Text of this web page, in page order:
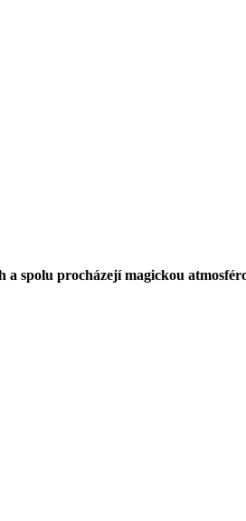
spolu procházejí magickou